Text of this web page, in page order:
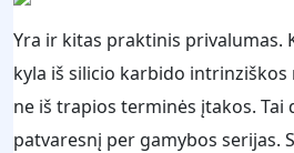
Yra ir kitas praktinis privalumas.
kyla iš silicio karbido intrinziškos
ne iš trapios terminės įtakos. Tai
patvaresnį per gamybos serijas.